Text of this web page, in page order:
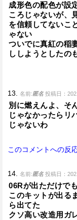
成形色の配色が設
ころじゃないが、
を信頼してないこ
ゃない
ついでに真紅の稲
ししようとしたの
13. 名前:匿名 投稿日：
別に燃えんよ、そ
じゃなかったらリ
じゃないわ
このコメントへの反
14. 名前:匿名 投稿日：
06Rが出ただけで
このキットが出る
ら出てた
クソ高い改造用ガ